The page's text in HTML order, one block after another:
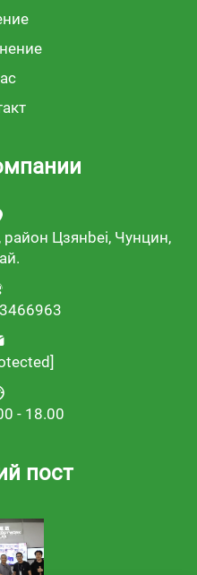
Цзянbei, Чунцин,
- 18.00
пост